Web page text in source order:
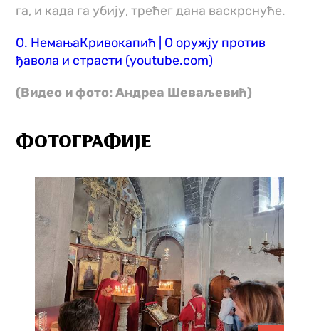
га, и када га убију, трећег дана васкрснуће.
О. НемањаКривокапић | О оружју против
ђавола и страсти (youtube.com)
(Видео и фото: Андреа Шеваљевић)
ФОТОГРАФИЈЕ